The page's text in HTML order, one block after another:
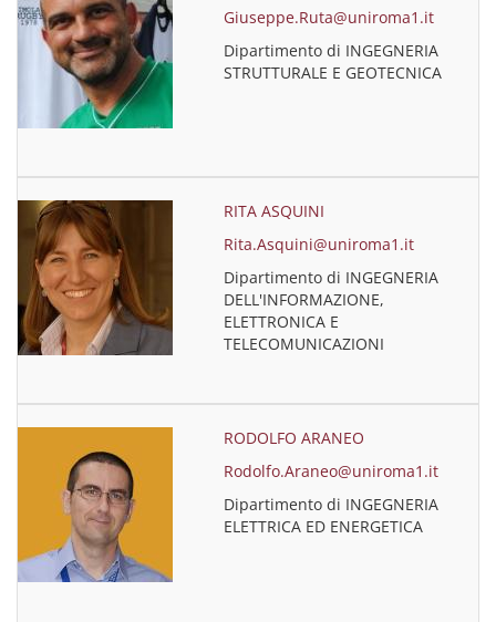
Giuseppe.Ruta@uniroma1.it
Dipartimento di INGEGNERIA
STRUTTURALE E GEOTECNICA
RITA ASQUINI
Rita.Asquini@uniroma1.it
Dipartimento di INGEGNERIA
DELL'INFORMAZIONE,
ELETTRONICA E
TELECOMUNICAZIONI
RODOLFO ARANEO
Rodolfo.Araneo@uniroma1.it
Dipartimento di INGEGNERIA
ELETTRICA ED ENERGETICA